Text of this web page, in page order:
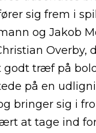
sig frem i
og Jakob
Overby,
træf på
på en
bringer sig i
at tage ind